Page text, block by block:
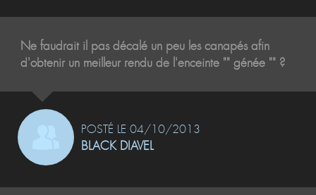
Ne faudrait il pas décalé un peu les canapés afin
d'obtenir un meilleur rendu de l'enceinte "" génée "" ?
POSTÉ LE 04/10/2013
BLACK DIAVEL